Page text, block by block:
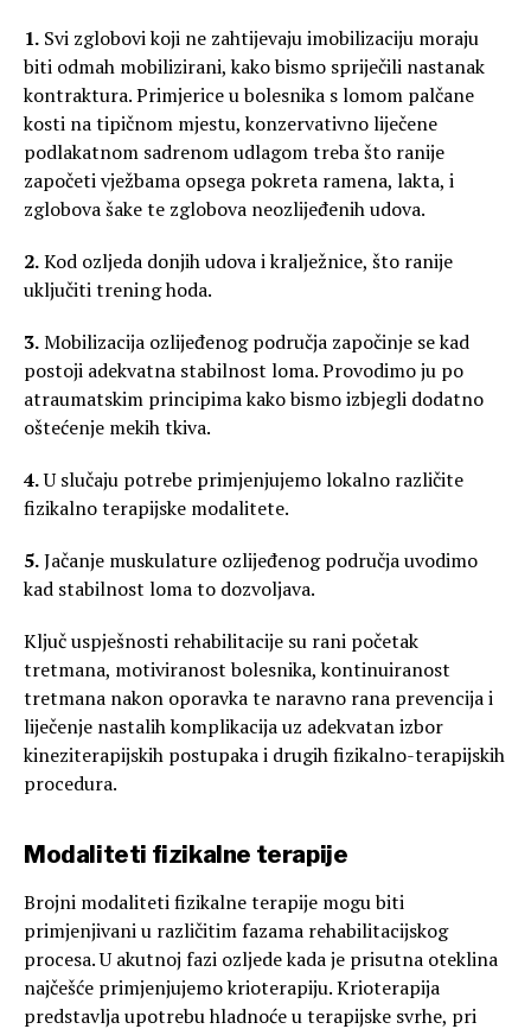
1. Svi zglobovi koji ne zahtijevaju imobilizaciju moraju
biti odmah mobilizirani, kako bismo spriječili nastanak
kontraktura. Primjerice u bolesnika s lomom palčane
kosti na tipičnom mjestu, konzervativno liječene
podlakatnom sadrenom udlagom treba što ranije
započeti vježbama opsega pokreta ramena, lakta, i
zglobova šake te zglobova neozlijeđenih udova.
2.Kod ozljeda donjih udova i kralježnice, što ranije
uključiti trening hoda.
3.Mobilizacija ozlijeđenog područja započinje se kad
postoji adekvatna stabilnost loma. Provodimo ju po
atraumatskim principima kako bismo izbjegli dodatno
oštećenje mekih tkiva.
4.U slučaju potrebe primjenjujemo lokalno različite
fizikalno terapijske modalitete.
5.Jačanje muskulature ozlijeđenog područja uvodimo
kad stabilnost loma to dozvoljava.
Ključ uspješnosti rehabilitacije su rani početak
tretmana, motiviranost bolesnika, kontinuiranost
tretmana nakon oporavka te naravno rana prevencija i
liječenje nastalih komplikacija uz adekvatan izbor
kineziterapijskih postupaka i drugih fizikalno-terapijskih
procedura.
Modaliteti fizikalne terapije
Brojni modaliteti fizikalne terapije mogu biti
primjenjivani u različitim fazama rehabilitacijskog
procesa. U akutnoj fazi ozljede kada je prisutna oteklina
najčešće primjenjujemo krioterapiju. Krioterapija
predstavlja upotrebu hladnoće u terapijske svrhe, pri